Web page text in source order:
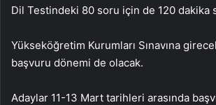
Dil Testindeki 80 soru için de 120 dakika
Yükseköğretim Kurumları Sınavına
başvuru dönemi de olacak.
Adaylar 11-13 Mart tarihleri arasında